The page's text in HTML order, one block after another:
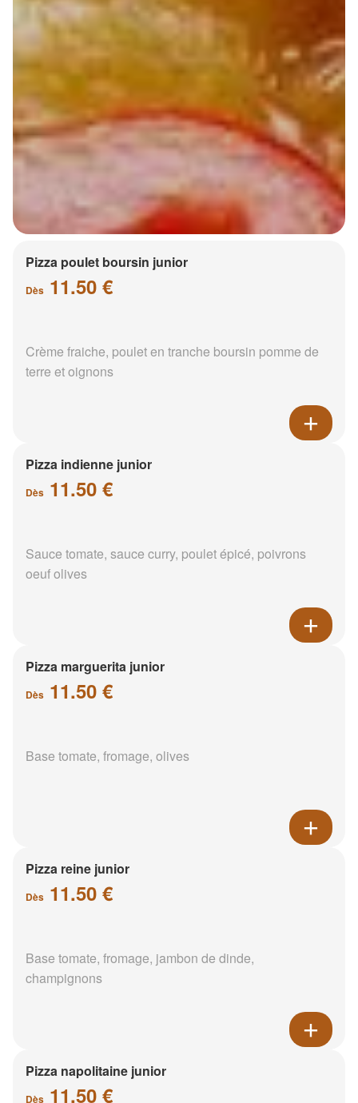
Pizza poulet boursin junior
Dès 11.50 €
Crème fraiche, poulet en tranche boursin pomme de
terre et oignons
Pizza indienne junior
Dès 11.50 €
Sauce tomate, sauce curry, poulet épicé, poivrons
oeuf olives
Pizza marguerita junior
Dès 11.50 €
Base tomate, fromage, olives
Pizza reine junior
Dès 11.50 €
Base tomate, fromage, jambon de dinde,
champignons
Pizza napolitaine junior
Dès 11.50 €